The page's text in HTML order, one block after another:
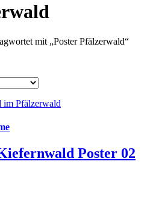
mit „Poster Pfälzerwald“
Poster 02